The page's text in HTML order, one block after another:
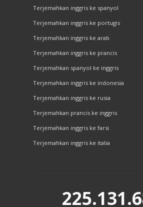
Terjemahkan inggris ke spanyol
Terjemahkan inggris ke portugis
Terjemahkan inggris ke arab
Terjemahkan inggris ke prancis
Terjemahkan spanyol ke inggris
Terjemahkan inggris ke indonesia
Terjemahkan inggris ke rusia
Terjemahkan prancis ke inggris
Terjemahkan inggris ke farsi
Terjemahkan inggris ke italia